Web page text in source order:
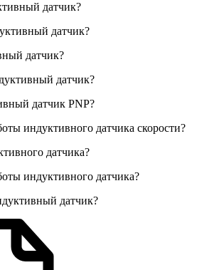
датчик?
датчик?
датчик?
датчик?
датчик PNP?
индуктивного датчика скорости?
датчика?
индуктивного датчика?
датчик?